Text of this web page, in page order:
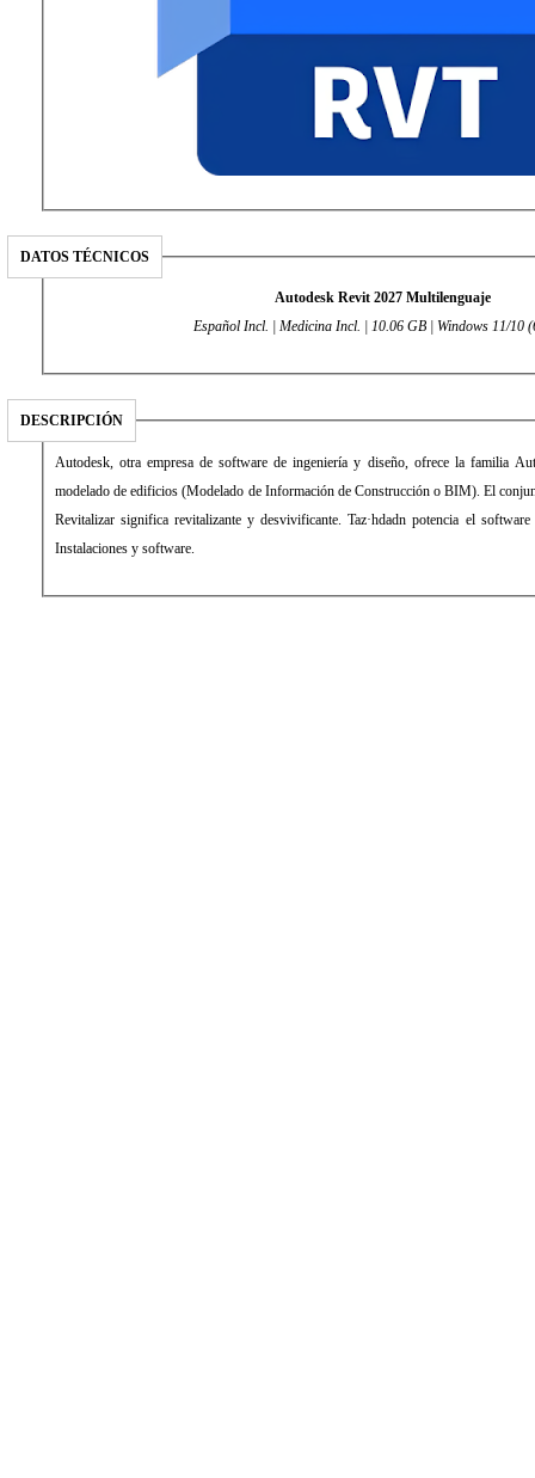
DATOS TÉCNICOS
Autodesk Revit 2027 Multilenguaje
Español Incl. | Medicina Incl. | 10.06 GB | Windows 11/10
DESCRIPCIÓN
Autodesk, otra empresa de software de ingeniería y diseño, ofrece la familia
modelado de edificios (Modelado de Información de Construcción o BIM). El
Revitalizar significa revitalizante y desvivificante. Taz·hdadn potencia el
Instalaciones y software.